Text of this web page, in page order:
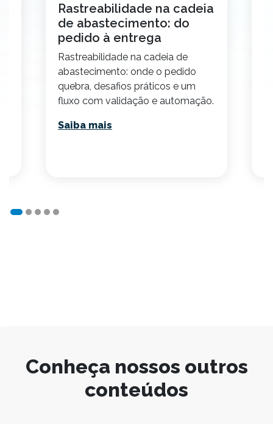
Rastreabilidade na cadeia
de abastecimento: do
pedido à entrega
Rastreabilidade na cadeia de
abastecimento: onde o pedido
quebra, desafios práticos e um
fluxo com validação e automação.
Saiba mais
Conheça nossos outros
conteúdos